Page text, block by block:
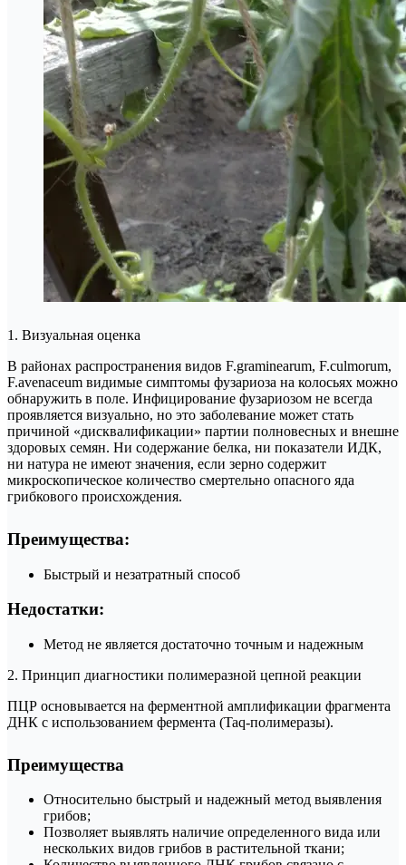
1. Визуальная оценка
В районах распространения видов F.graminearum, F.culmorum,
F.avenaceum видимые симптомы фузариоза на колосьях можно
обнаружить в поле. Инфицирование фузариозом не всегда
проявляется визуально, но это заболевание может стать
причиной «дисквалификации» партии полновесных и внешне
здоровых семян. Ни содержание белка, ни показатели ИДК,
ни натура не имеют значения, если зерно содержит
микроскопическое количество смертельно опасного яда
грибкового происхождения.
Преимущества:
Быстрый и незатратный способ
Недостатки:
Метод не является достаточно точным и надежным
2. Принцип диагностики полимеразной цепной реакции
ПЦР основывается на ферментной амплификации фрагмента
ДНК с использованием фермента (Taq-полимеразы).
Преимущества
Относительно быстрый и надежный метод выявления
грибов;
Позволяет выявлять наличие определенного вида или
нескольких видов грибов в растительной ткани;